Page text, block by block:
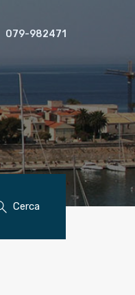
079-982471
Cerca